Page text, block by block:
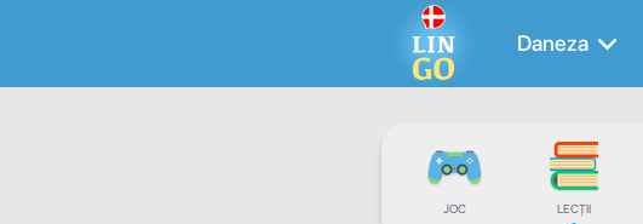
Daneza
JOC LECȚII